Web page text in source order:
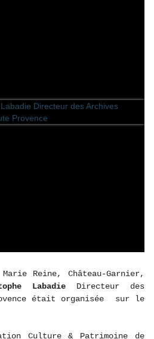
Reine, Château-Garnier,
Labadie Directeur des
était organisée sur le
Culture & Patrimoine de